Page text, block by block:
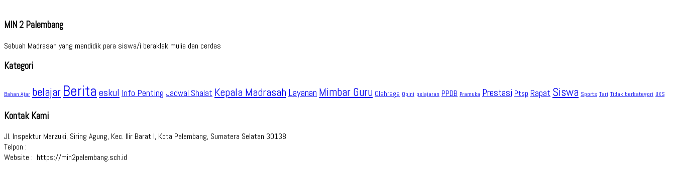
MIN 2 Palembang
Sebuah Madrasah yang mendidik para siswa/i beraklak mulia dan cerdas
Kategori
Bahan Ajar belajar Berita eskul Info Penting Jadwal Shalat Kepala Madrasah Layanan Mimbar Guru Olahraga Opini pelajaran PPDB Pramuka Prestasi Ptsp Rapat Siswa Sports Tari Tidak berkategori UKS
Kontak Kami
Jl. Inspektur Marzuki, Siring Agung, Kec. Ilir Barat I, Kota Palembang, Sumatera Selatan 30138
Telpon :
Website : https://min2palembang.sch.id